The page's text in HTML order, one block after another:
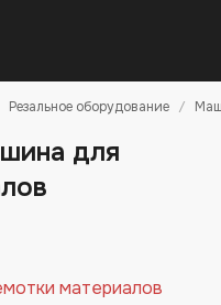
Резальное оборудование
для
материалов